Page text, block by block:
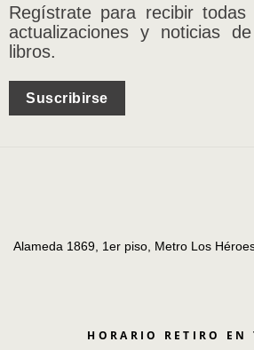
Regístrate para recibir todas
actualizaciones y noticias
libros.
Suscribirse
Alameda 1869, 1er piso, Metro Los
HORARIO RETIRO EN